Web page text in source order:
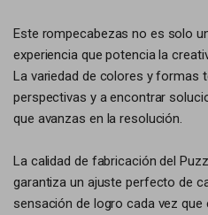
Este rompecabezas no es solo
experiencia que potencia la
La variedad de colores y formas
perspectivas y a encontrar
que avanzas en la resolución.
La calidad de fabricación del
garantiza un ajuste perfecto de
sensación de logro cada vez que